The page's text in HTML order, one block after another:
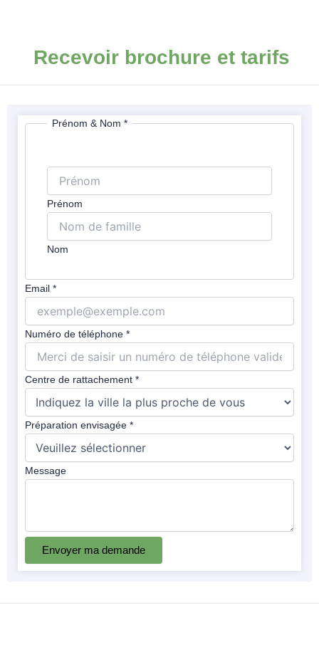
Recevoir brochure et tarifs
envisagéePrénom & Nom *
Prénom
Nom
Email *
Numéro de téléphone *
Centre de rattachement *
Préparation envisagée *
Message
Envoyer ma demande